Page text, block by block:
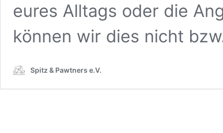
eures Alltags oder die
können wir dies nicht
Spitz & Pawtners e.V.